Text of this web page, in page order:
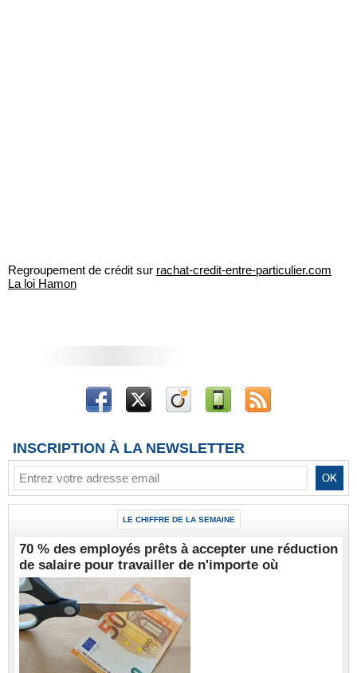
Regroupement de crédit sur rachat-credit-entre-particulier.com
La loi Hamon
INSCRIPTION À LA NEWSLETTER
LE CHIFFRE DE LA SEMAINE
70 % des employés prêts à accepter une réduction
de salaire pour travailler de n'importe où